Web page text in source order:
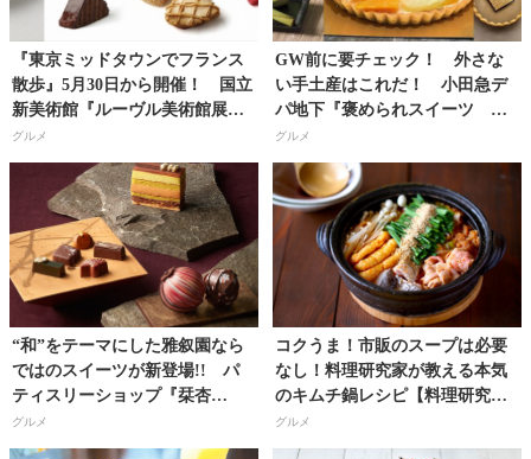
『東京ミッドタウンでフランス
散歩』5月30日から開催！ 国立
新美術館『ルーヴル美術館展』
開催を記念した限定メニュー！
グルメ
GW前に要チェック！ 外さな
い手土産はこれだ！ 小田急デ
パ地下『褒められスイーツ
BEST5』
グルメ
“和”をテーマにした雅叙園なら
ではのスイーツが新登場!! パ
ティスリーショップ『栞杏
1928』オープン！
グルメ
コクうま！市販のスープは必要
なし！料理研究家が教える本気
のキムチ鍋レシピ【料理研究
家・フードコーディネーター／
河瀬璃菜（りな助）さん】
グルメ